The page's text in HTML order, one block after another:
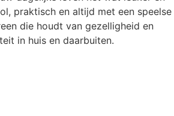
praktisch en altijd met een speelse
die houdt van gezelligheid en
in huis en daarbuiten.